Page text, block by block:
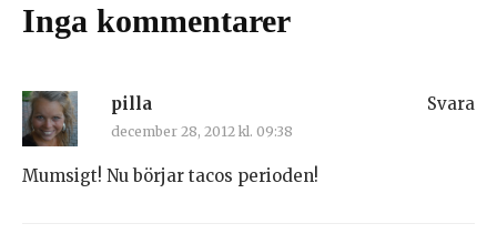
Inga kommentarer
pilla
december 28, 2012 kl. 09:38
Mumsigt! Nu börjar tacos perioden!
Svara